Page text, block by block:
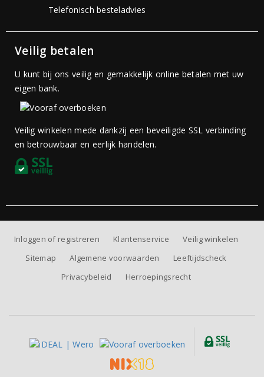
Telefonisch besteladvies
Veilig betalen
U kunt bij ons veilig en gemakkelijk online betalen met uw
eigen bank.
Veilig winkelen mede dankzij een beveiligde SSL verbinding
en betrouwbaar en eerlijk handelen.
Inloggen of registreren Klantenservice
Veilig winkelen
Sitemap
Algemene voorwaarden
Leeftijdscheck
Privacybeleid
Herroepingsrecht